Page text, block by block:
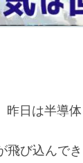
日は半導体
び込んでき